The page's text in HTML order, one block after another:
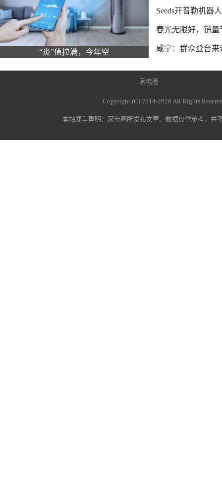
“炎”值拉满，今年空
Seeds开普勒机器
春光无限好，销
咸宁：群众登台
家电圈
Copyright (C) 2014-2026 All Rights
本站郑重声明： 家电圈 所发布文章、数据仅供参考，并